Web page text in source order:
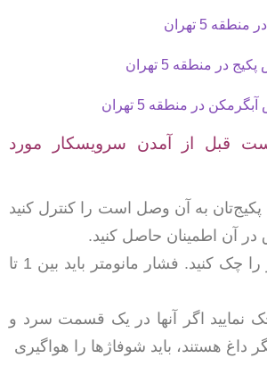
5 تهران
در منطقه 5 تهران
در منطقه 5 تهران
قبل از آمدن سرویسکار مورد
پکیج‌تان به آن وصل است را کنترل کنید
در آن اطمینان حاصل کنید.
فشار مانومتر را چک کنید. فشار مانومتر باید بین 1 تا
نمایید اگر آنها در یک قسمت سرد و
داغ هستند، باید شوفاژها را هواگیری